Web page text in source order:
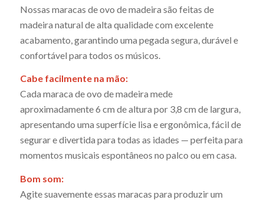
Nossas maracas de ovo de madeira são feitas de
madeira natural de alta qualidade com excelente
acabamento, garantindo uma pegada segura, durável e
confortável para todos os músicos.
Cabe facilmente na mão:
Cada maraca de ovo de madeira mede
aproximadamente 6 cm de altura por 3,8 cm de largura,
apresentando uma superfície lisa e ergonômica, fácil de
segurar e divertida para todas as idades — perfeita para
momentos musicais espontâneos no palco ou em casa.
Bom som:
Agite suavemente essas maracas para produzir um